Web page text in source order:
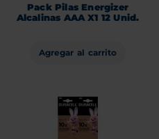
Pack Pilas Energizer
Alcalinas AAA X1 12 Unid.
Agregar al carrito